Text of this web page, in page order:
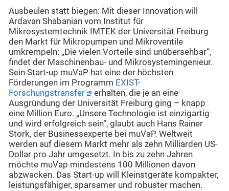
Ausbeulen statt biegen: Mit dieser Innovation will
Ardavan Shabanian vom Institut für
Mikrosystemtechnik IMTEK der Universität Freiburg
den Markt für Mikropumpen und Mikroventile
umkrempeln: „Die vielen Vorteile sind unübersehbar“,
findet der Maschinenbau- und Mikrosystemingenieur.
Sein Start-up muVaP hat eine der höchsten
Förderungen im Programm EXIST-
Forschungstransfer
erhalten, die je an eine
Ausgründung der Universität Freiburg ging – knapp
eine Million Euro. „Unsere Technologie ist einzigartig
und wird erfolgreich sein“, glaubt auch Hans Rainer
Stork, der Businessexperte bei muVaP. Weltweit
werden auf diesem Markt mehr als zehn Milliarden US-
Dollar pro Jahr umgesetzt. In bis zu zehn Jahren
möchte muVap mindestens 100 Millionen davon
abzwacken. Das Start-up will Kleinstgeräte kompakter,
leistungsfähiger, sparsamer und robuster machen.